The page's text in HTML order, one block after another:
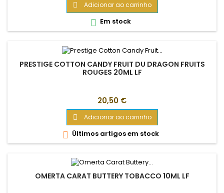
 Adicionar ao carrinho
 Em stock
PRESTIGE COTTON CANDY FRUIT DU DRAGON FRUITS
ROUGES 20ML LF
Preço
20,50 €
 Adicionar ao carrinho
 Últimos artigos em stock
OMERTA CARAT BUTTERY TOBACCO 10ML LF